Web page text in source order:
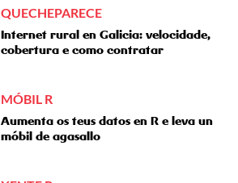
QUECHEPARECE
Internet rural en Galicia: velocidade,
cobertura e como contratar
MÓBIL R
Aumenta os teus datos en R e leva un
móbil de agasallo